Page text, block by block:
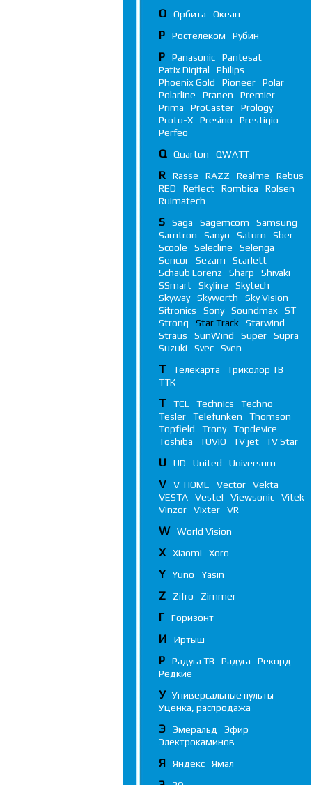
О Орбита Океан
Р Ростелеком Рубин
P Panasonic
Pantesat
Patix Digital
Philips
Phoenix Gold
Pioneer
Polar
Polarline
Pranen
Premier
Prima
ProCaster
Prology
Proto-X
Presino
Prestigio
Perfeo
Q Quarton QWATT
R Rasse RAZZ Realme
Rebus
RED
Reflect Rombica
Rolsen
Ruimatech
S Saga Sagemcom
Samsung
Samtron
Sanyo Saturn
Sber
Scoole
Selecline
Selenga
Sencor
Sezam
Scarlett
Schaub Lorenz
Sharp
Shivaki
SSmart
Skyline
Skytech
Skyway
Skyworth
Sky Vision
Sitronics
Sony Soundmax
ST
Strong
Star Track
Starwind
Straus
SunWind Super
Supra
Suzuki
Svec Sven
Т Телекарта
Триколор ТВ
ТТК
T TCL Technics
Techno
Tesler
Telefunken
Thomson
Topfield
Trony
Topdevice
Toshiba
TUVIO TV jet TV Star
U UD United Universum
V V-HOME Vector
Vekta
VESTA
Vestel Viewsonic
Vitek
Vinzor
Vixter VR
W World Vision
X Xiaomi Xoro
Y Yuno Yasin
Z Zifro Zimmer
Г Горизонт
И Иртыш
Р Радуга ТВ Радуга
Рекорд
Редкие
У
Универсальные пульты
Уценка, распродажа
Э Эмеральд
Эфир
Электрокаминов
Я Яндекс Ямал